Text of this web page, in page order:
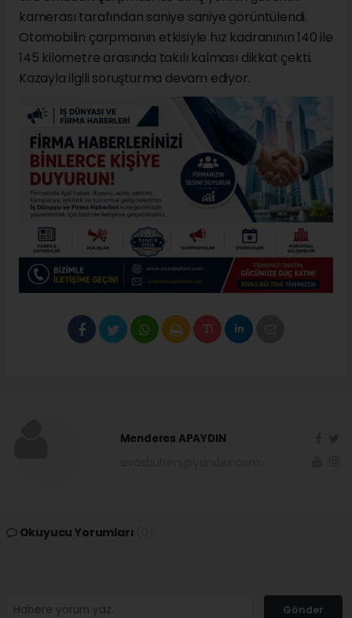
kamerası tarafından saniye saniye görüntülendi.
Otomobilin çarpmanın etkisiyle hız kadranının 140 ile
145 kilometre arasında takılı kalması dikkat çekti.
Kazayla ilgili soruşturma devam ediyor.
Menderes APAYDIN
Okuyucu Yorumları
Gönder